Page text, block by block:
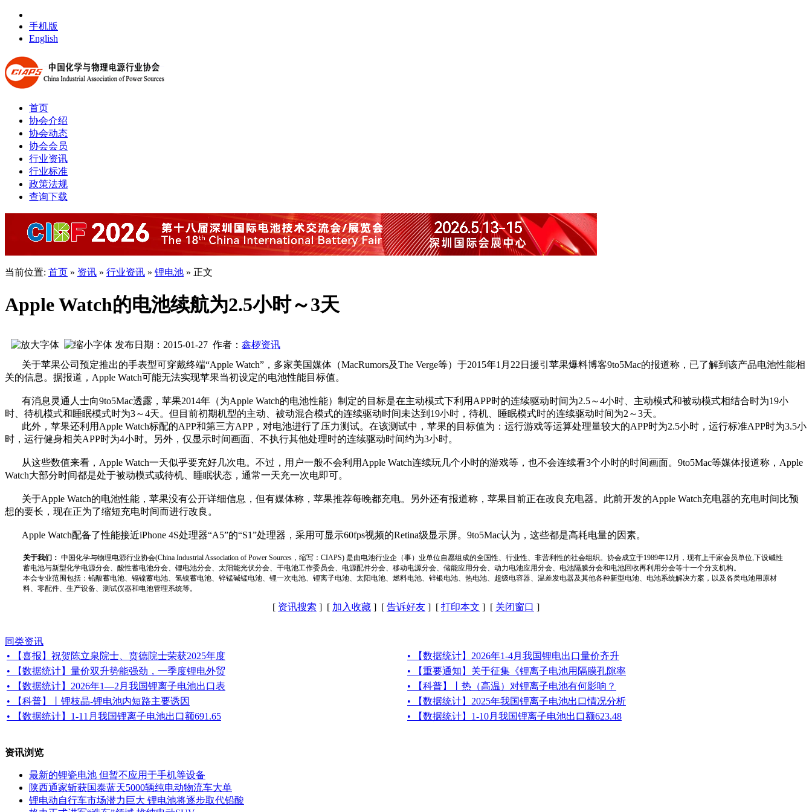
手机版
English
首页
协会介绍
协会动态
协会会员
行业资讯
行业标准
政策法规
查询下载
当前位置: 首页 » 资讯 » 行业资讯 » 锂电池 » 正文
Apple Watch的电池续航为2.5小时～3天
发布日期：2015-01-27 作者： 鑫椤资讯
关于苹果公司预定推出的手表型可穿戴终端“Apple Watch”，多家美国媒体（MacRumors及The Verge等）于2015年1月22日援引苹果爆料博客9to5Mac的报道称，已了解到该产品电池性能相
关的信息。据报道，Apple Watch可能无法实现苹果当初设定的电池性能目标值。
有消息灵通人士向9to5Mac透露，苹果2014年（为Apple Watch的电池性能）制定的目标是在主动模式下利用APP时的连续驱动时间为2.5～4小时、主动模式和被动模式相结合时为19小
时、待机模式和睡眠模式时为3～4天。但目前初期机型的主动、被动混合模式的连续驱动时间未达到19小时，待机、睡眠模式时的连续驱动时间为2～3天。
此外，苹果还利用Apple Watch标配的APP和第三方APP，对电池进行了压力测试。在该测试中，苹果的目标值为：运行游戏等运算处理量较大的APP时为2.5小时，运行标准APP时为3.5小
时，运行健身相关APP时为4小时。另外，仅显示时间画面、不执行其他处理时的连续驱动时间约为3小时。
从这些数值来看，Apple Watch一天似乎要充好几次电。不过，用户一般不会利用Apple Watch连续玩几个小时的游戏等，也不会连续看3个小时的时间画面。9to5Mac等媒体报道称，Apple
Watch大部分时间都是处于被动模式或待机、睡眠状态，通常一天充一次电即可。
关于Apple Watch的电池性能，苹果没有公开详细信息，但有媒体称，苹果推荐每晚都充电。另外还有报道称，苹果目前正在改良充电器。此前开发的Apple Watch充电器的充电时间比预
想的要长，现在正为了缩短充电时间而进行改良。
Apple Watch配备了性能接近iPhone 4S处理器“A5”的“S1”处理器，采用可显示60fps视频的Retina级显示屏。9to5Mac认为，这些都是高耗电量的因素。
关于我们： 中国化学与物理电源行业协会(China Industrial Association of Power Sources，缩写：CIAPS) 是由电池行业企（事）业单位自愿组成的全国性、行业性、非营利性的社会组织。协会成立于1989年12月，现有上千家会员单位,下设碱性
蓄电池与新型化学电源分会、酸性蓄电池分会、锂电池分会、太阳能光伏分会、干电池工作委员会、电源配件分会、移动电源分会、储能应用分会、动力电池应用分会、电池隔膜分会和电池回收再利用分会等十一个分支机构。
本会专业范围包括：铅酸蓄电池、镉镍蓄电池、氢镍蓄电池、锌锰碱锰电池、锂一次电池、锂离子电池、太阳电池、燃料电池、锌银电池、热电池、超级电容器、温差发电器及其他各种新型电池、电池系统解决方案，以及各类电池用原材
料、零配件、生产设备、测试仪器和电池管理系统等。
[ 资讯搜索 ] [ 加入收藏 ] [ 告诉好友 ] [ 打印本文 ] [ 关闭窗口 ]
同类资讯
• 【喜报】祝贺陈立泉院士、贲德院士荣获2025年度
• 【数据统计】2026年1-4月我国锂电出口量价齐升
• 【数据统计】量价双升势能强劲，一季度锂电外贸
• 【重要通知】关于征集《锂离子电池用隔膜孔隙率
• 【数据统计】2026年1—2月我国锂离子电池出口表
• 【科普】丨热（高温）对锂离子电池有何影响？
• 【科普】丨锂枝晶-锂电池内短路主要诱因
• 【数据统计】2025年我国锂离子电池出口情况分析
• 【数据统计】1-11月我国锂离子电池出口额691.65
• 【数据统计】1-10月我国锂离子电池出口额623.48
资讯浏览
最新的锂瓷电池 但暂不应用于手机等设备
陕西通家斩获国泰蓝天5000辆纯电动物流车大单
锂电动自行车市场潜力巨大 锂电池将逐步取代铅酸